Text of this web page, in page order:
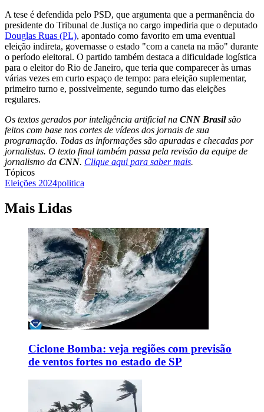
A tese é defendida pelo PSD, que argumenta que a permanência do
presidente do Tribunal de Justiça no cargo impediria que o deputado
Douglas Ruas (PL), apontado como favorito em uma eventual
eleição indireta, governasse o estado "com a caneta na mão" durante
o período eleitoral. O partido também destaca a dificuldade logística
para o eleitor do Rio de Janeiro, que teria que comparecer às urnas
várias vezes em curto espaço de tempo: para eleição suplementar,
primeiro turno e, possivelmente, segundo turno das eleições
regulares.
Os textos gerados por inteligência artificial na CNN Brasilsão
feitos com base nos cortes de vídeos dos jornais de sua
programação. Todas as informações são apuradas e checadas por
jornalistas. O texto final também passa pela revisão da equipe de
jornalismo da CNN. Clique aqui para saber mais.
Tópicos
Eleições 2024politica
Mais Lidas
Ciclone Bomba: veja regiões com previsão
de ventos fortes no estado de SP